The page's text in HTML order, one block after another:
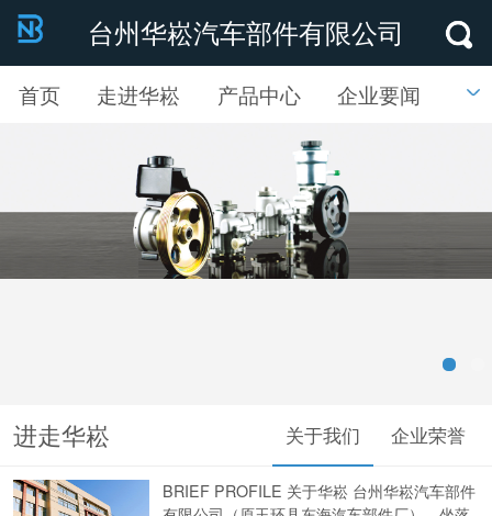
台州华崧汽车部件有限公司
首页 走进华崧 产品中心
企业要闻
英文版
进走华崧 关于我们 企业荣誉
BRIEF PROFILE 关于华崧 台州华崧汽车部件